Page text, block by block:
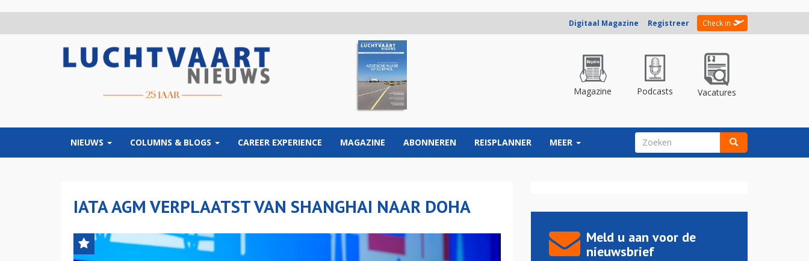
Digitaal Magazine Registreer Check in
Magazine Podcasts Vacatures
NIEUWS COLUMNS & BLOGS CAREER EXPERIENCE MAGAZINE ABONNEREN REISPLANNER MEER ZOEKVELD
IATA AGM VERPLAATST VAN SHANGHAI NAAR DOHA
Meld u aan voor de
nieuwsbrief